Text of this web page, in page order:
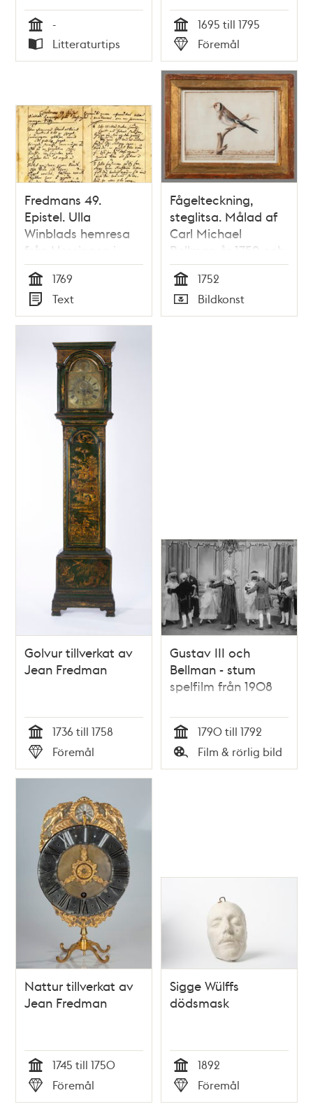
/ sammanställd av
Marie Louise
Andersén m.fl. och
med fotografier av
Tid
-
Typ
Litteraturtips Tid
1695 till 1795
Typ
Föremål
Fredmans 49.
Epistel. Ulla
Winblads hemresa
från Hessingen i
Mälaren om en
sommarmorgon
1769. [Manuskript]
Tid
1769
Typ
Text
Fågelteckning,
steglitsa. Målad af
Carl Michael
Bellman år 1752 och
förärad hans Syster
Fru Arrhén von
Kapfelman
Tid
1752
Typ
Bildkonst
Golvur tillverkat av
Jean Fredman
Tid
1736 till 1758
Typ
Föremål
Gustav III och
Bellman - stum
spelfilm från 1908
Tid
1790 till 1792
Typ
Film & rörlig bild
Nattur tillverkat av
Jean Fredman
Tid
1745 till 1750
Typ
Föremål
Sigge Wülffs
dödsmask
Tid
1892
Typ
Föremål